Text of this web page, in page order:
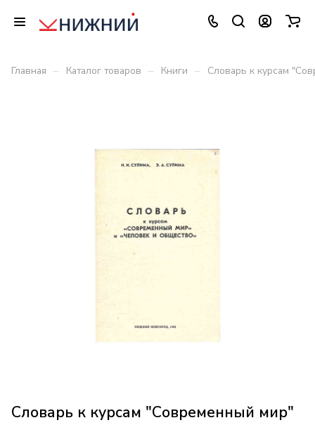
Главная – Каталог товаров – Книги – Словарь к курсам
Словарь к курсам "Современный мир"